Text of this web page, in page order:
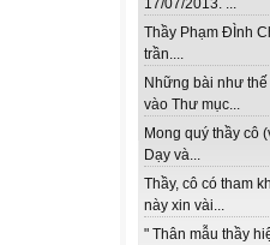
17/07/2013. ...
Thầy Phạm ĐÌnh
trần....
Những bài như
vào Thư mục...
Mong quý thầy cô
Dạy và...
Thầy, cô có tham
này xin vài...
" Thân mẫu thầy